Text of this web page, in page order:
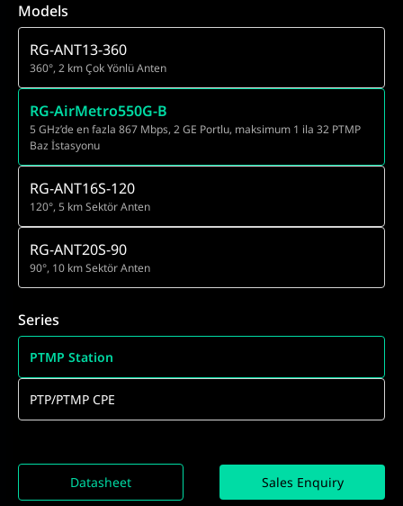
Models
RG-ANT13-360
360°, 2 km Çok Yönlü Anten
RG-AirMetro550G-B
5 GHz’de en fazla 867 Mbps, 2 GE Portlu, maksimum 1 ila 32 PTMP
Baz İstasyonu
RG-ANT16S-120
120°, 5 km Sektör Anten
RG-ANT20S-90
90°, 10 km Sektör Anten
Series
PTMP Station
PTP/PTMP CPE
Datasheet Sales Enquiry